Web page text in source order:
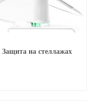
Защита на стеллажах